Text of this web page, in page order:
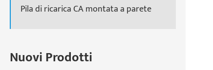
Pila di ricarica CA montata a parete
Nuovi Prodotti